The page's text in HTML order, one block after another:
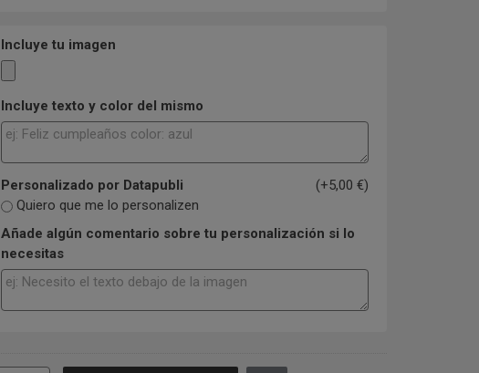
Incluye tu imagen
Incluye texto y color del mismo
Personalizado por Datapubli
(+5,00 €)
Quiero que me lo personalizen
Añade algún comentario sobre tu personalización si lo
necesitas